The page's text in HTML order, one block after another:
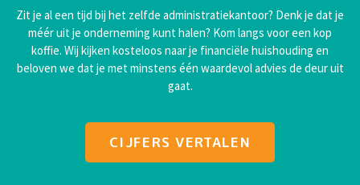
Zit je al een tijd bij het zelfde administratiekantoor? Denk je dat je
méér uit je onderneming kunt halen? Kom langs voor een kop
koffie. Wij kijken kosteloos naar je financiële huishouding en
beloven we dat je met minstens één waardevol advies de deur uit
gaat.
CIJFERS VERTALEN